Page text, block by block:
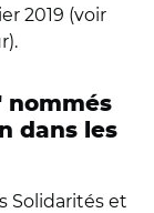
2019 (voir
nommés
dans les
Solidarités et